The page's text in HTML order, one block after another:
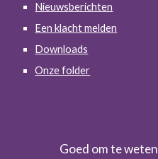
Nieuwsberichten
Een klacht melden
Downloads
Onze folder
Goed om te weten